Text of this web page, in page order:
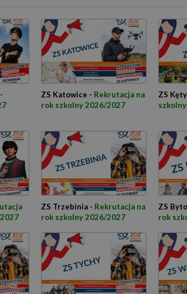
ZS Katowice - Rekrutacja na
rok szkolny 2026/2027
ZS
ZS Trzebinia - Rekrutacja na
rok szkolny 2026/2027
ZS
rok